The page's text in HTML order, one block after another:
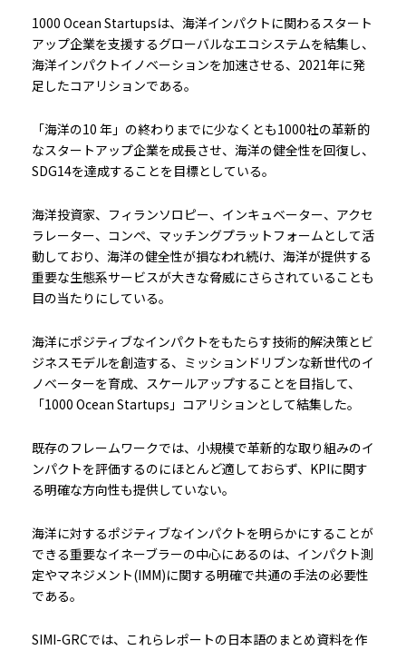
1000 Ocean Startupsは、海洋インパクトに関わるスタート
アップ企業を支援するグローバルなエコシステムを結集し、
海洋インパクトイノベーションを加速させる、2021年に発
足したコアリションである。
「海洋の10 年」の終わりまでに少なくとも1000社の革新的
なスタートアップ企業を成長させ、海洋の健全性を回復し、
SDG14を達成することを目標としている。
海洋投資家、フィランソロピー、インキュベーター、アクセ
ラレーター、コンペ、マッチングプラットフォームとして活
動しており、海洋の健全性が損なわれ続け、海洋が提供する
重要な生態系サービスが大きな脅威にさらされていることも
目の当たりにしている。
海洋にポジティブなインパクトをもたらす技術的解決策とビ
ジネスモデルを創造する、ミッションドリブンな新世代のイ
ノベーターを育成、スケールアップすることを目指して、
「1000 Ocean Startups」コアリションとして結集した。
既存のフレームワークでは、小規模で革新的な取り組みのイ
ンパクトを評価するのにほとんど適しておらず、KPIに関す
る明確な方向性も提供していない。
海洋に対するポジティブなインパクトを明らかにすることが
できる重要なイネーブラーの中心にあるのは、インパクト測
定やマネジメント(IMM)に関する明確で共通の手法の必要性
である。
SIMI-GRCでは、これらレポートの日本語のまとめ資料を作